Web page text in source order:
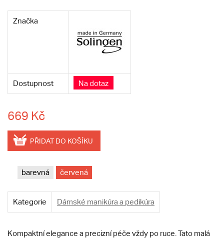
Značka
Dostupnost Na dotaz
669 Kč
PŘIDAT DO KOŠÍKU
barevná červená
Kategorie Dámské manikúra a pedikúra
Kompaktní elegance a precizní péče vždy po ruce. Tato malá